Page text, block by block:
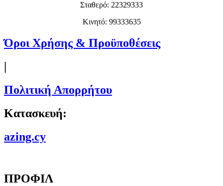
Σταθερό: 22329333
Κινητό: 99333635
Όροι Χρήσης & Προϋποθέσεις
|
Πολιτική Απορρήτου
Κατασκευή:
azing.cy
ΠΡΟΦΙΛ